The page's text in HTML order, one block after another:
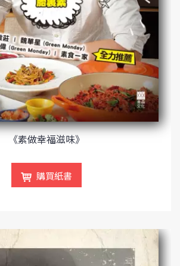
《素做幸福滋味》
購買紙書